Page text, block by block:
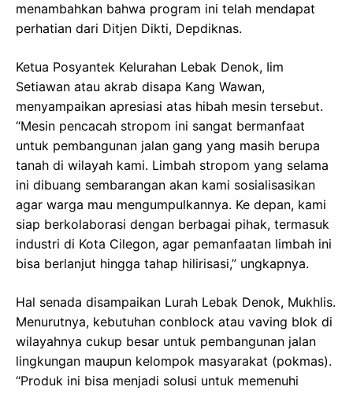
menambahkan bahwa program ini telah mendapat
perhatian dari Ditjen Dikti, Depdiknas.
Ketua Posyantek Kelurahan Lebak Denok, Iim
Setiawan atau akrab disapa Kang Wawan,
menyampaikan apresiasi atas hibah mesin tersebut.
“Mesin pencacah stropom ini sangat bermanfaat
untuk pembangunan jalan gang yang masih berupa
tanah di wilayah kami. Limbah stropom yang selama
ini dibuang sembarangan akan kami sosialisasikan
agar warga mau mengumpulkannya. Ke depan, kami
siap berkolaborasi dengan berbagai pihak, termasuk
industri di Kota Cilegon, agar pemanfaatan limbah ini
bisa berlanjut hingga tahap hilirisasi,” ungkapnya.
Hal senada disampaikan Lurah Lebak Denok, Mukhlis.
Menurutnya, kebutuhan conblock atau vaving blok di
wilayahnya cukup besar untuk pembangunan jalan
lingkungan maupun kelompok masyarakat (pokmas).
“Produk ini bisa menjadi solusi untuk memenuhi